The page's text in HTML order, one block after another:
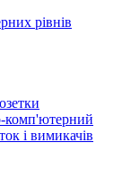
рівнів
комп'ютерний
і вимикачів